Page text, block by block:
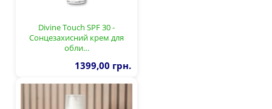
Divine Touch SPF 30 -
Сонцезахисний крем для
обли…
1399,00 грн.